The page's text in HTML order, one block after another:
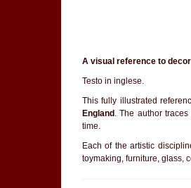
A visual reference to
Testo in inglese.
This fully illustrated
England . The author
time.
Each of the artistic
toymaking, furniture, glass,